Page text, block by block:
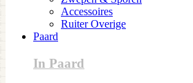
Accessoires
Ruiter Overige
Paard
In Paard